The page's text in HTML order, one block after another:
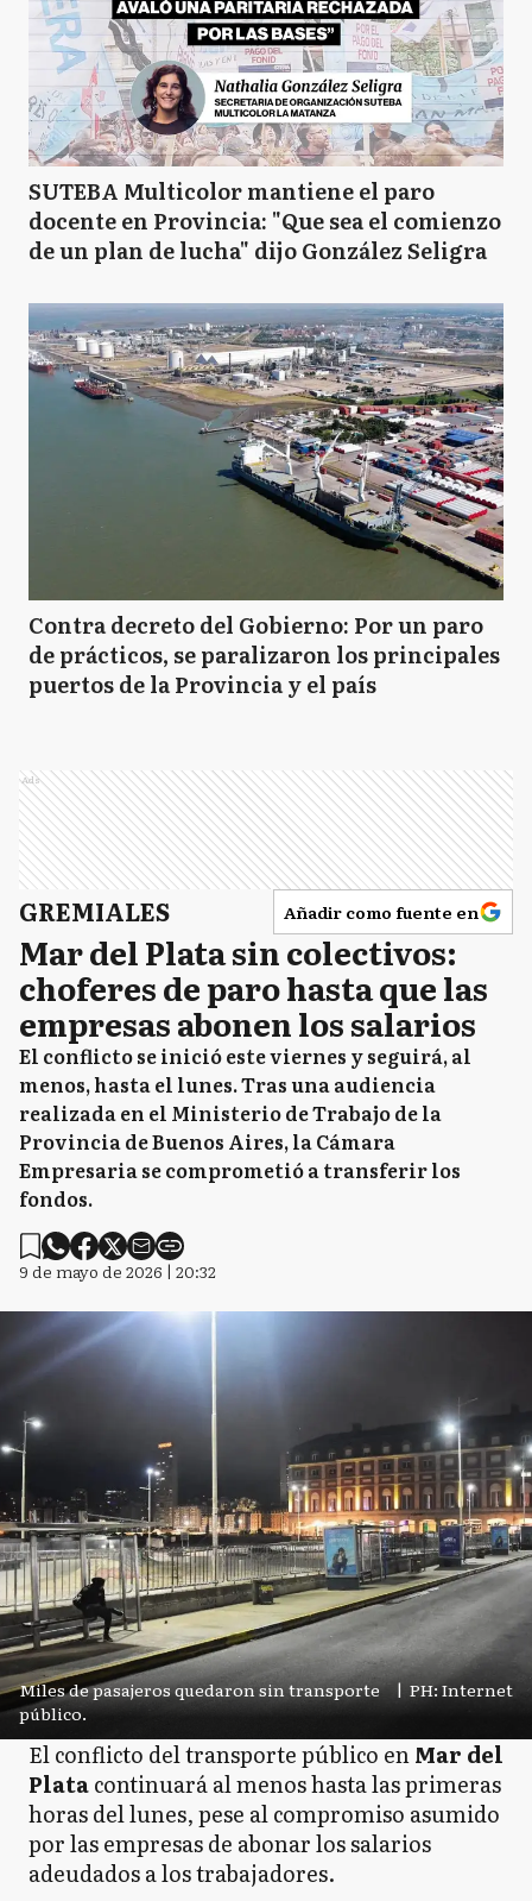
SUTEBA Multicolor mantiene el paro
docente en Provincia: "Que sea el comienzo
de un plan de lucha" dijo González Seligra
Contra decreto del Gobierno: Por un paro
de prácticos, se paralizaron los principales
puertos de la Provincia y el país
Ads
GREMIALES Añadir como fuente en
Mar del Plata sin colectivos:
choferes de paro hasta que las
empresas abonen los salarios
El conflicto se inició este viernes y seguirá, al
menos, hasta el lunes. Tras una audiencia
realizada en el Ministerio de Trabajo de la
Provincia de Buenos Aires, la Cámara
Empresaria se comprometió a transferir los
fondos.
9 de mayo de 2026 | 20:32
Miles de pasajeros quedaron sin transporte
público.
| PH: Internet
El conflicto del transporte público enMar del
Platacontinuará al menos hasta las primeras
horas del lunes, pese al compromiso asumido
por las empresas de abonar los salarios
adeudados a los trabajadores.